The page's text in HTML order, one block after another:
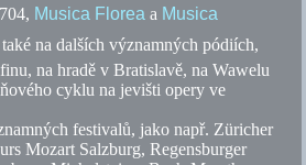
Musica Florea a Musica
na dalších významných pódiích,
na hradě v Bratislavě, na Wawelu
cyklu na jevišti opery ve
festivalů, jakonapř. Züricher
Mozart Salzburg, Regensburger